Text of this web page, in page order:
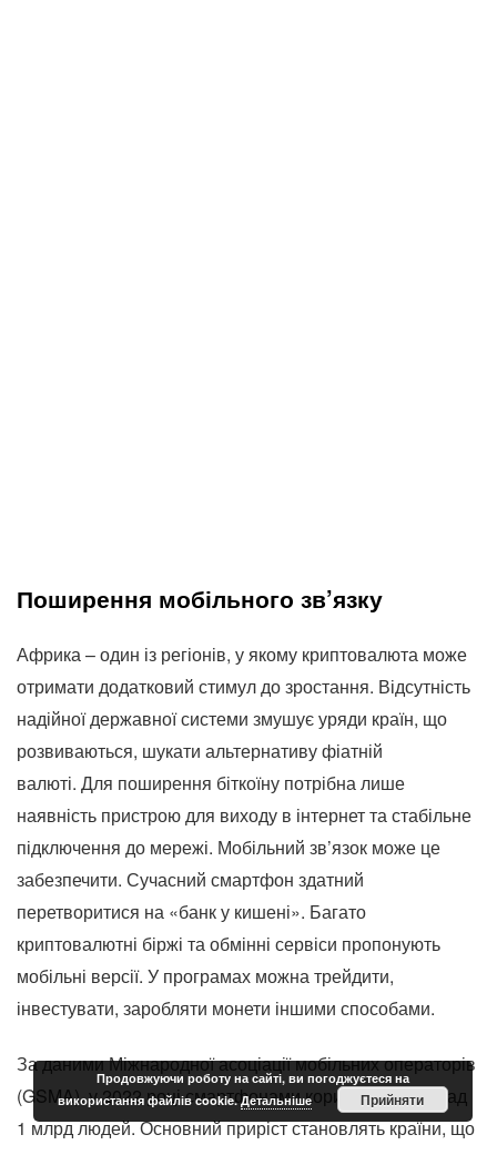
Поширення мобільного зв’язку
Африка – один із регіонів, у якому криптовалюта може
отримати додатковий стимул до зростання. Відсутність
надійної державної системи змушує уряди країн, що
розвиваються, шукати альтернативу фіатній
валюті. Для поширення біткоїну потрібна лише
наявність пристрою для виходу в інтернет та стабільне
підключення до мережі. Мобільний зв’язок може це
забезпечити. Сучасний смартфон здатний
перетворитися на «банк у кишені». Багато
криптовалютні біржі та обмінні сервіси пропонують
мобільні версії. У програмах можна трейдити,
інвестувати, заробляти монети іншими способами.
За даними Міжнародної асоціації мобільних операторів
(GSMA), у 2022 році смартфонами користується понад
1 млрд людей. Основний приріст становлять країни, що
Продовжуючи роботу на сайті, ви погоджуєтеся на
використання файлів cookie.Детальніше Прийняти